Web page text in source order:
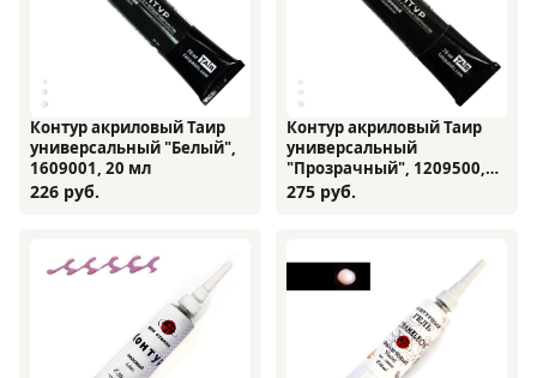
Контур акриловый Таир
универсальный "Белый",
1609001, 20 мл
226 руб.
Контур акриловый Таир
универсальный
"Прозрачный", 1209500,
20 мл
275 руб.